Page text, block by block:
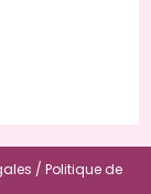
/ Politique de